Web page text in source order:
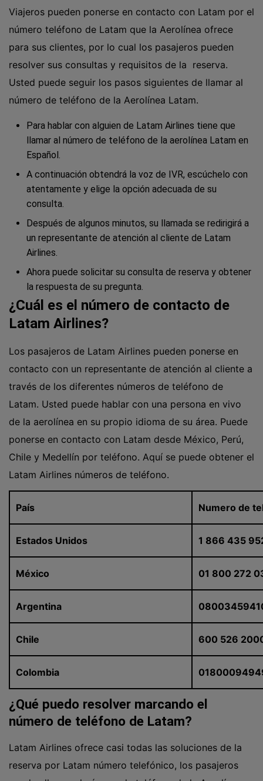
Viajeros pueden ponerse en contacto con Latam por el
número teléfono de Latam que la Aerolínea ofrece
para sus clientes, por lo cual los pasajeros pueden
resolver sus consultas y requisitos de la reserva.
Usted puede seguir los pasos siguientes de llamar al
número de teléfono de la Aerolínea Latam.
Para hablar con alguien de Latam Airlines tiene que
llamar al número de teléfono de la aerolínea Latam en
Español.
A continuación obtendrá la voz de IVR, escúchelo con
atentamente y elige la opción adecuada de su
consulta.
Después de algunos minutos, su llamada se redirigirá a
un representante de atención al cliente de Latam
Airlines.
Ahora puede solicitar su consulta de reserva y obtener
la respuesta de su pregunta.
¿Cuál es el número de contacto de
Latam Airlines?
Los pasajeros de Latam Airlines pueden ponerse en
contacto con un representante de atención al cliente a
través de los diferentes números de teléfono de
Latam. Usted puede hablar con una persona en vivo
de la aerolínea en su propio idioma de su área. Puede
ponerse en contacto con Latam desde México, Perú,
Chile y Medellín por teléfono. Aquí se puede obtener el
Latam Airlines números de teléfono.
País Numero de
Estados Unidos 1 866 435
México 01 800 272
Argentina
Chile 600 526
Colombia
¿Qué puedo resolver marcando el
número de teléfono de Latam?
Latam Airlines ofrece casi todas las soluciones de la
reserva por Latam número telefónico, los pasajeros